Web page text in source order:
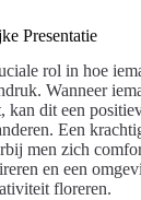
Presentatie
rol in hoe
Wanneer
kan dit een
Een
men zich
en een
floreren.